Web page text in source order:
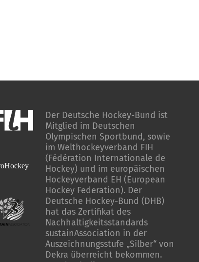
Der Deutsche Hockey-Bund ist
Mitglied im Deutschen
Olympischen Sportbund, sowie
im Welthockeyverband FIH
(Fédération Internationale de
Hockey) und im europäischen
Hockeyverband EH (European
Hockey Federation). Der
Deutsche Hockey-Bund (DHB)
hat das Zertifikat des
Nachhaltigkeitsstandards
sustainAssociation in der
Auszeichnungsstufe „Silber“ von
Dekra überreicht bekommen.